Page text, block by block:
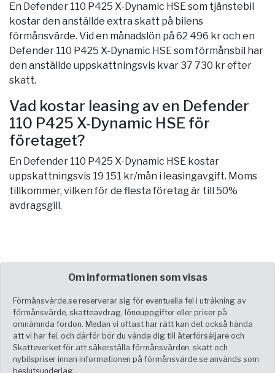
En Defender 110 P425 X-Dynamic HSE som tjänstebil
kostar den anställde extra skatt på bilens
förmånsvärde. Vid en månadslön på 62 496 kr och en
Defender 110 P425 X-Dynamic HSE som förmånsbil har
den anställde uppskattningsvis kvar 37 730 kr efter
skatt.
Vad kostar leasing av en Defender
110 P425 X-Dynamic HSE för
företaget?
En Defender 110 P425 X-Dynamic HSE kostar
uppskattningsvis 19 151 kr/mån i leasingavgift. Moms
tillkommer, vilken för de flesta företag är till 50%
avdragsgill.
Om informationen som visas
Förmånsvärde.se reserverar sig för eventuella fel i uträkning av
förmånsvärde, skatteavdrag, löneuppgifter eller priser på
omnämnda fordon. Medan vi oftast har rätt kan det också hända
att vi har fel, och därför bör du vända dig till återförsäljare och
Skatteverket för att säkerställa förmånsvärden, skatt och
nybilspriser innan informationen på förmånsvärde.se används som
beslutsunderlag.